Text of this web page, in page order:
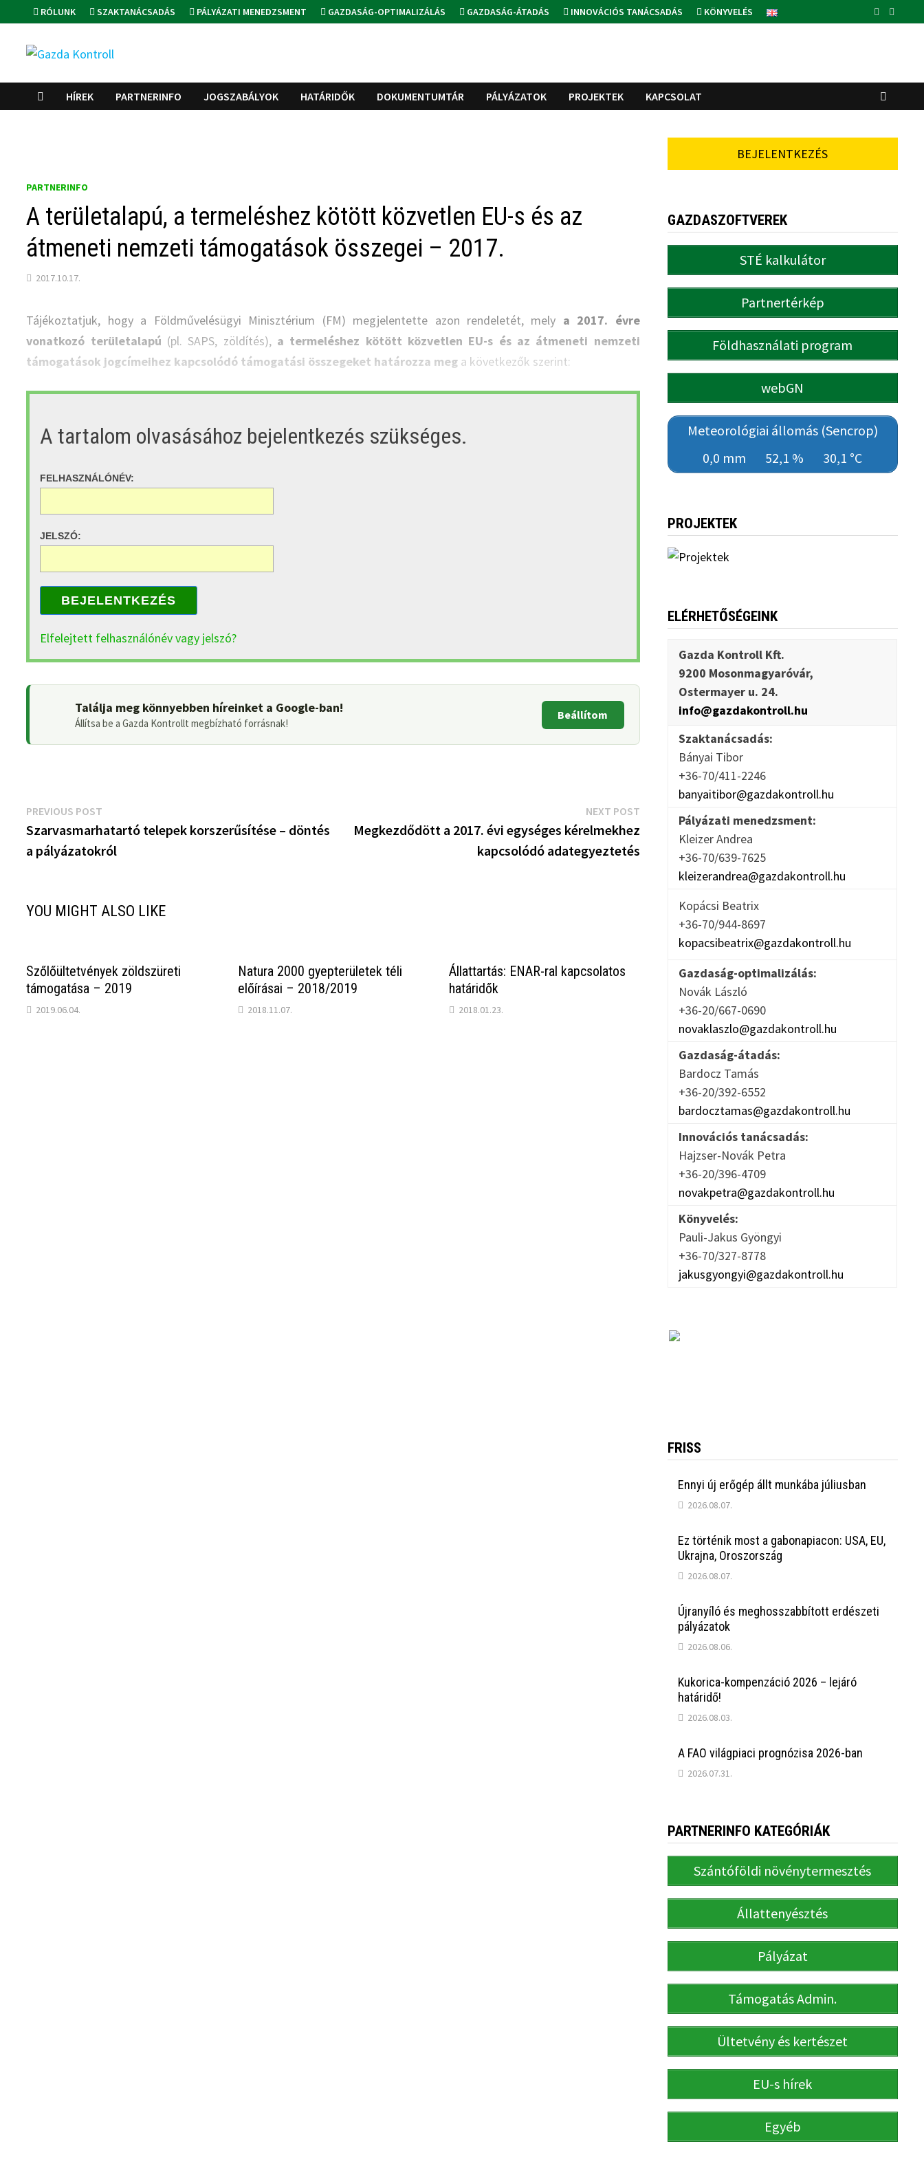
to
content
RÓLUNK SZAKTANÁCSADÁS PÁLYÁZATI MENEDZSMENT GAZDASÁG-OPTIMALIZÁLÁS GAZDASÁG-ÁTADÁS INNOVÁCIÓS TANÁCSADÁS KÖNYVELÉS
HÍREK PARTNERINFO JOGSZABÁLYOK HATÁRIDŐK DOKUMENTUMTÁR PÁLYÁZATOK PROJEKTEK KAPCSOLAT
PARTNERINFO
A területalapú, a termeléshez kötött közvetlen EU-s és az
átmeneti nemzeti támogatások összegei – 2017.
2017.10.17.
Tájékoztatjuk, hogy a Földművelésügyi Minisztérium (FM) megjelentette azon rendeletét, mely a 2017. évre
vonatkozó területalapú (pl. SAPS, zöldítés), a termeléshez kötött közvetlen EU-s és az átmeneti nemzeti
támogatások jogcímeihez kapcsolódó támogatási összegeket határozza meg a következők szerint:
A tartalom olvasásához bejelentkezés szükséges.
FELHASZNÁLÓNÉV:
JELSZÓ:
BEJELENTKEZÉS
Elfelejtett felhasználónév vagy jelszó?
Találja meg könnyebben híreinket a Google-ban!
Állítsa be a Gazda Kontrollt megbízható forrásnak!
Beállítom
Bejegyzés
navigáció
PREVIOUS POST
post:
Szarvasmarhatartó telepek korszerűsítése – döntés
a pályázatokról
NEXT POSTNext
post:
Megkezdődött a 2017. évi egységes kérelmekhez
kapcsolódó adategyeztetés
YOU MIGHT ALSO LIKE
Szőlőültetvények zöldszüreti
támogatása – 2019
2019.06.04.
Natura 2000 gyepterületek téli
előírásai – 2018/2019
2018.11.07.
Állattartás: ENAR-ral kapcsolatos
határidők
2018.01.23.
BEJELENTKEZÉS
GAZDASZOFTVEREK
STÉ kalkulátor
Partnertérkép
Földhasználati program
webGN
Meteorológiai állomás (Sencrop)
0,0 mm
52,1 % 30,1 °C
PROJEKTEK
ELÉRHETŐSÉGEINK
Gazda Kontroll Kft.
9200 Mosonmagyaróvár,
Ostermayer u. 24.
info@gazdakontroll.hu
Szaktanácsadás:
Bányai Tibor
+36-70/411-2246
banyaitibor@gazdakontroll.hu
Pályázati menedzsment:
Kleizer Andrea
+36-70/639-7625
kleizerandrea@gazdakontroll.hu
Kopácsi Beatrix
+36-70/944-8697
kopacsibeatrix@gazdakontroll.hu
Gazdaság-optimalizálás:
Novák László
+36-20/667-0690
novaklaszlo@gazdakontroll.hu
Gazdaság-átadás:
Bardocz Tamás
+36-20/392-6552
bardocztamas@gazdakontroll.hu
Innovációs tanácsadás:
Hajzser-Novák Petra
+36-20/396-4709
novakpetra@gazdakontroll.hu
Könyvelés:
Pauli-Jakus Gyöngyi
+36-70/327-8778
jakusgyongyi@gazdakontroll.hu
FRISS
Ennyi új erőgép állt munkába júliusban
2026.08.07.
Ez történik most a gabonapiacon: USA, EU,
Ukrajna, Oroszország
2026.08.07.
Újranyíló és meghosszabbított erdészeti
pályázatok
2026.08.06.
Kukorica-kompenzáció 2026 – lejáró
határidő!
2026.08.03.
A FAO világpiaci prognózisa 2026-ban
2026.07.31.
PARTNERINFO KATEGÓRIÁK
Szántóföldi növénytermesztés
Állattenyésztés
Pályázat
Támogatás Admin.
Ültetvény és kertészet
EU-s hírek
Egyéb